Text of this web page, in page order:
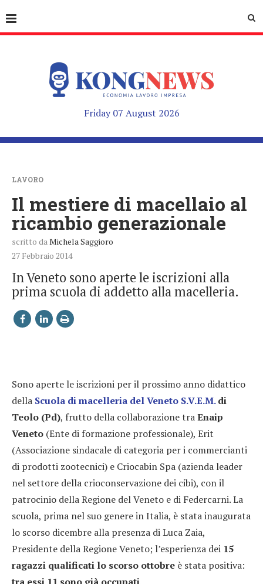
Friday 07 August 2026
LAVORO
Il mestiere di macellaio al
ricambio generazionale
scritto da Michela Saggioro
27 Febbraio 2014
In Veneto sono aperte le iscrizioni alla
prima scuola di addetto alla macelleria.
Sono aperte le iscrizioni per il prossimo anno didattico
della Scuola di macelleria del Veneto S.V.E.M.di
Teolo (Pd), frutto della collaborazione traEnaip
Veneto (Ente di formazione professionale), Erit
(Associazione sindacale di categoria per i commercianti
di prodotti zootecnici) e Criocabin Spa (azienda leader
nel settore della crioconservazione dei cibi), con il
patrocinio della Regione del Veneto e di Federcarni. La
scuola, prima nel suo genere in Italia, è stata inaugurata
lo scorso dicembre alla presenza di Luca Zaia,
Presidente della Regione Veneto; l’esperienza dei 15
ragazzi qualificati lo scorso ottobre è stata positiva: